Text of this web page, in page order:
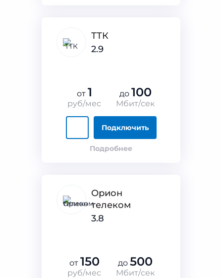
ТТК
2.9
от 1
руб/мес
до 100
Мбит/сек
Подключить
Подробнее
Орион
телеком
3.8
от 150
руб/мес
до 500
Мбит/сек